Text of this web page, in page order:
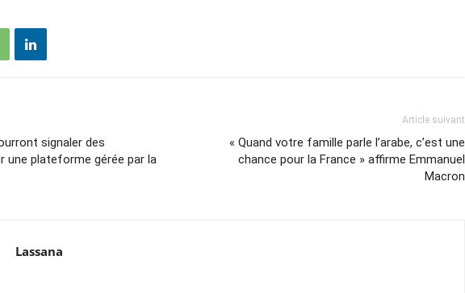
signaler des
une plateforme gérée par la
Article suivant
« Quand votre famille parle l’arabe, c’est une
chance pour la France » affirme Emmanuel
Macron
Lassana